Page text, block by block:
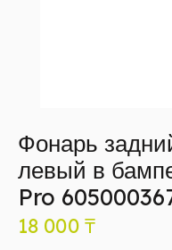
Фонарь
левый в
Pro
18 000 ₸